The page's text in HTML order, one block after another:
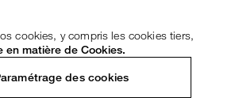
cookies, y compris les cookies tiers,
en matière de Cookies.
des cookies